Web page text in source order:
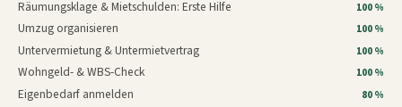
Räumungsklage & Mietschulden: Erste Hilfe 100 %
Umzug organisieren 100 %
Untervermietung & Untermietvertrag 100 %
Wohngeld- & WBS-Check 100 %
Eigenbedarf anmelden 80 %